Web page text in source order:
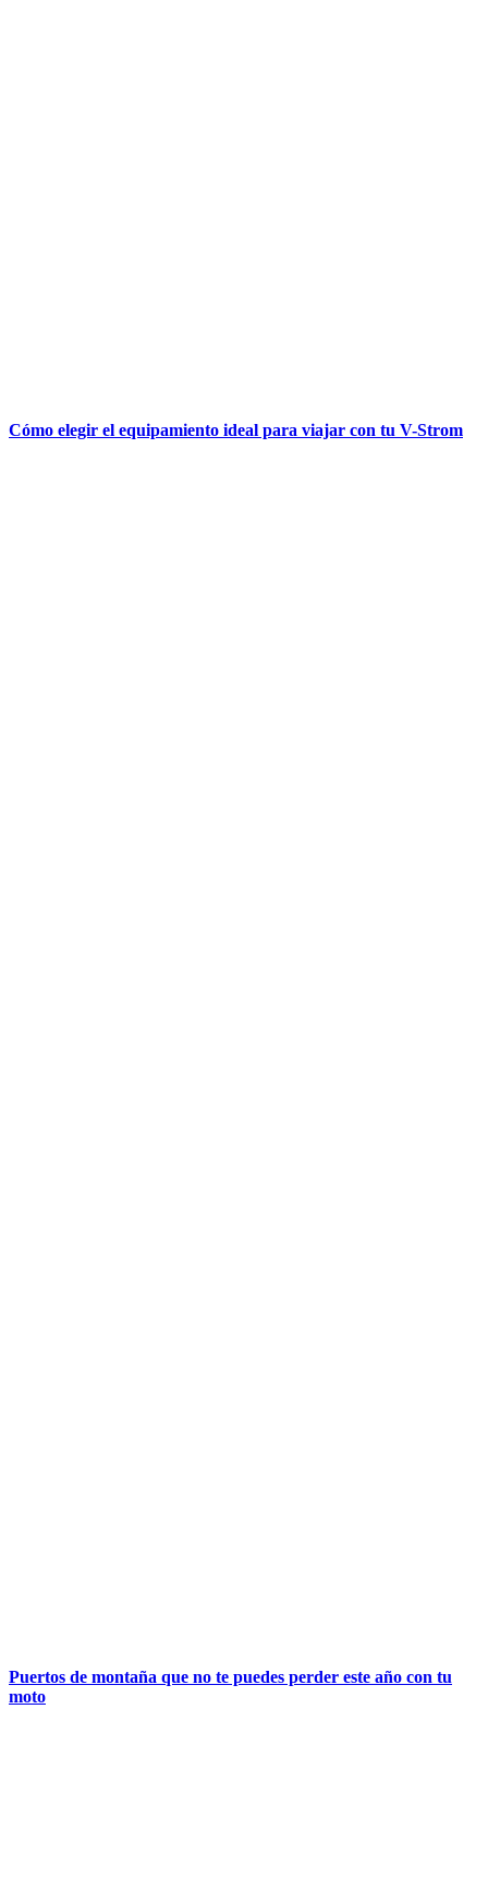
Cómo elegir el equipamiento ideal para viajar con tu V-Strom
Puertos de montaña que no te puedes perder este año con tu
moto